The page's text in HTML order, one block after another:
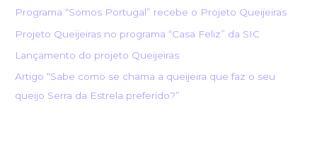
Programa “Somos Portugal” recebe o Projeto Queijeiras
Projeto Queijeiras no programa “Casa Feliz” da SIC
Lançamento do projeto Queijeiras
Artigo “Sabe como se chama a queijeira que faz o seu
queijo Serra da Estrela preferido?”